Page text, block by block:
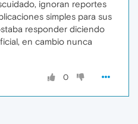
ignoran reportes
simples para sus
responder diciendo
en cambio nunca
0